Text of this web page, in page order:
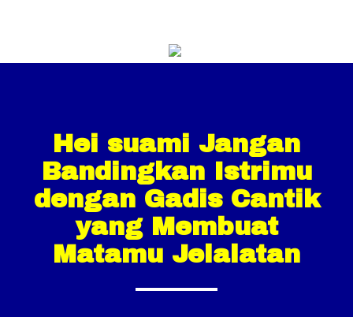
Hei suami Jangan
Bandingkan Istrimu
dengan Gadis Cantik
yang Membuat
Matamu Jelalatan